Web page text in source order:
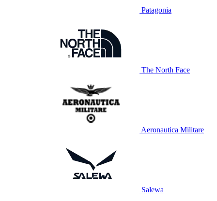
Patagonia
The North Face
Aeronautica Militare
Salewa